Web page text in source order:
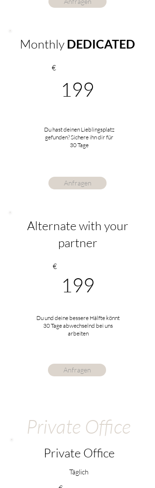
Monthly DEDICATED
Du hast deinen Lieblingsplatz
gefunden? Sichere ihn dir für
30 Tage
€
199
Anfragen
Alternate with your
partner
€
199
Du und deine bessere Hälfte könnt
30 Tage abwechselnd bei uns
arbeiten
Anfragen
Private Office
Private Office
Täglich